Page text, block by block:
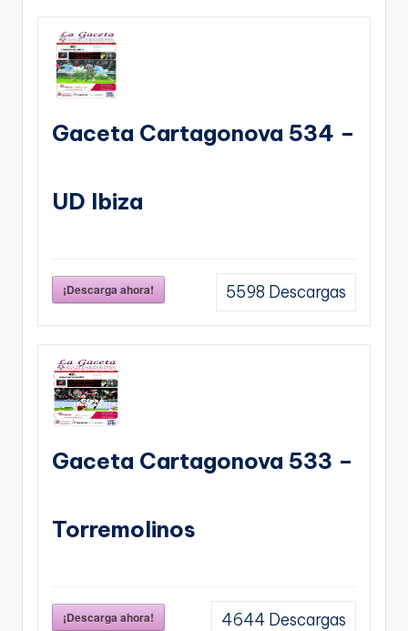
Gaceta Cartagonova 534 –
UD Ibiza
¡Descarga ahora! 5598 Descargas
Gaceta Cartagonova 533 –
Torremolinos
¡Descarga ahora! 4644 Descargas